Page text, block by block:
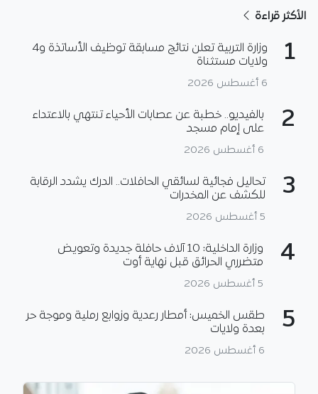
الأكثر قراءة
1
وزارة التربية تعلن نتائج مسابقة توظيف الأساتذة و4
ولايات مستثناة
6 أغسطس 2026
2
بالفيديو.. خطبة عن عصابات الأحياء تنتهي بالاعتداء
على إمام مسجد
6 أغسطس 2026
3
تحاليل فجائية لسائقي الحافلات.. الدرك يشدد الرقابة
للكشف عن المخدرات
5 أغسطس 2026
4
وزارة الداخلية: 10 آلاف حافلة جديدة وتعويض
متضرري الحرائق قبل نهاية أوت
5 أغسطس 2026
5
طقس الخميس: أمطار رعدية وزوابع رملية وموجة حر
بعدة ولايات
6 أغسطس 2026